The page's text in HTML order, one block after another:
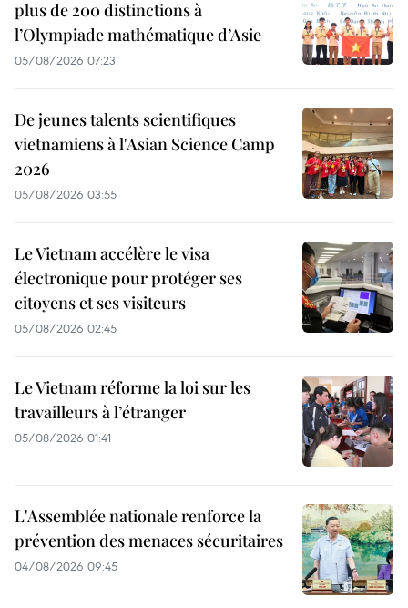
plus de 200 distinctions à
l’Olympiade mathématique d’Asie
05/08/2026 07:23
De jeunes talents scientifiques
vietnamiens à l'Asian Science Camp
2026
05/08/2026 03:55
Le Vietnam accélère le visa
électronique pour protéger ses
citoyens et ses visiteurs
05/08/2026 02:45
Le Vietnam réforme la loi sur les
travailleurs à l’étranger
05/08/2026 01:41
L'Assemblée nationale renforce la
prévention des menaces sécuritaires
04/08/2026 09:45